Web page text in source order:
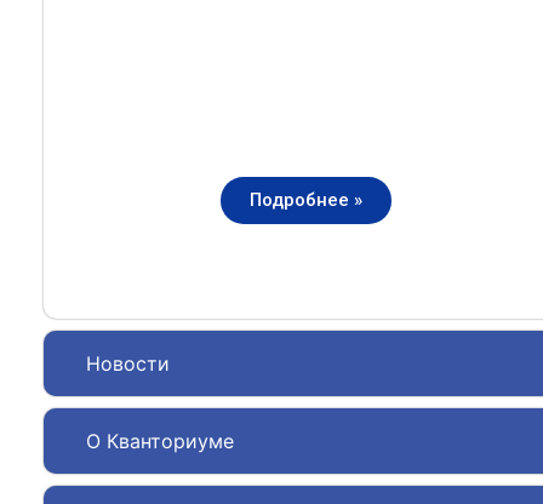
Новости
О Кванториуме
Подробнее »